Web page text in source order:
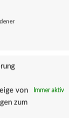
von
zum
Immer aktiv